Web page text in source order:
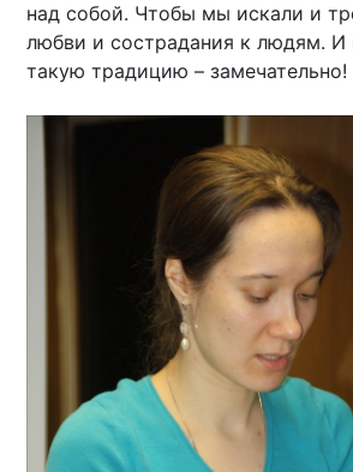
над собой. Чтобы мы искали и
любви и сострадания к людям. И
такую традицию – замечательно!